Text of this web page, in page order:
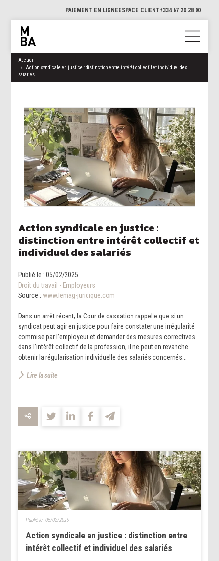
PAIEMENT EN LIGNEESPACE CLIENT+334 67 20 28 00
Accueil
Action syndicale en justice : distinction entre intérêt collectif et individuel des
salariés
Action syndicale en justice :
distinction entre intérêt collectif et
individuel des salariés
Publié le :05/02/2025
Droit du travail - Employeurs
Source : www.lemag-juridique.com
Dans un arrêt récent, la Cour de cassation rappelle que si un
syndicat peut agir en justice pour faire constater une irrégularité
commise par l’employeur et demander des mesures correctives
dans l’intérêt collectif de la profession, il ne peut en revanche
obtenir la régularisation individuelle des salariés concernés...
Lire la suite
Action syndicale en justice : distinction entre
intérêt collectif et individuel des salariés
Publié le :05/02/2025